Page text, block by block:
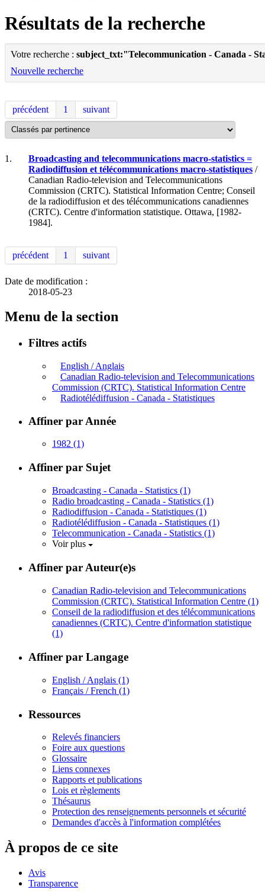
Résultats de la recherche
Votre recherche : subject_txt:"Telecommunication - Canada -
Nouvelle recherche
précédent 1 suivant
1.
Broadcasting and telecommunications macro-statistics =
Radiodiffusion et télécommunications macro-statistiques /
Canadian Radio-television and Telecommunications
Commission (CRTC). Statistical Information Centre; Conseil
de la radiodiffusion et des télécommunications canadiennes
(CRTC). Centre d'information statistique. Ottawa, [1982-
1984].
précédent 1 suivant
Date de modification :
2018-05-23
Menu de la section
Filtres actifs
English / Anglais
Canadian Radio-television and Telecommunications
Commission (CRTC). Statistical Information Centre
Radiotélédiffusion - Canada - Statistiques
Affiner par Année
1982 (1)
Affiner par Sujet
Broadcasting - Canada - Statistics (1)
Radio broadcasting - Canada - Statistics (1)
Radiodiffusion - Canada - Statistiques (1)
Radiotélédiffusion - Canada - Statistiques (1)
Telecommunication - Canada - Statistics (1)
Voir plus
Affiner par Auteur(e)s
Canadian Radio-television and Telecommunications
Commission (CRTC). Statistical Information Centre (1)
Conseil de la radiodiffusion et des télécommunications
canadiennes (CRTC). Centre d'information statistique
(1)
Affiner par Langage
English / Anglais (1)
Français / French (1)
Ressources
Relevés financiers
Foire aux questions
Glossaire
Liens connexes
Rapports et publications
Lois et règlements
Thésaurus
Protection des renseignements personnels et sécurité
Demandes d'accès à l'information complétées
À propos de ce site
Avis
Transparence